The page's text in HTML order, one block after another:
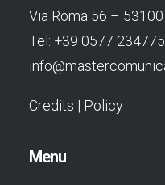
Via Roma 56 –
Tel: +39 0577 234775
Credits | Policy
Menu